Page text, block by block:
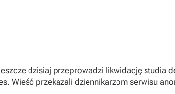
Wieść przekazali dziennikarzom serwisu